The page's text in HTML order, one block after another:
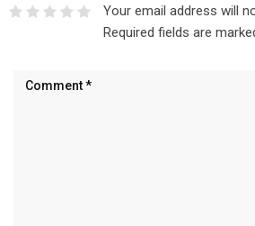
Your email address will
Required fields are